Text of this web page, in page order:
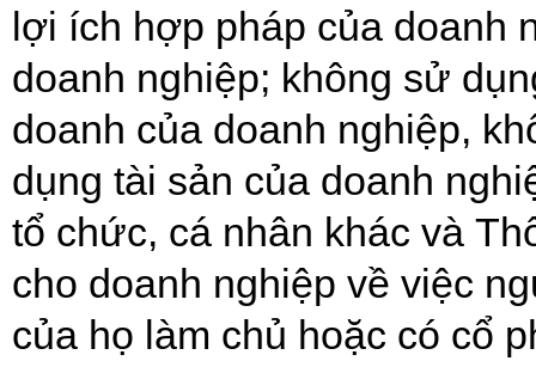
lợi ích hợp pháp của doanh
doanh nghiệp; không sử
doanh của doanh nghiệp,
dụng tài sản của doanh
tổ chức, cá nhân khác và
cho doanh nghiệp về việc
của họ làm chủ hoặc có cổ